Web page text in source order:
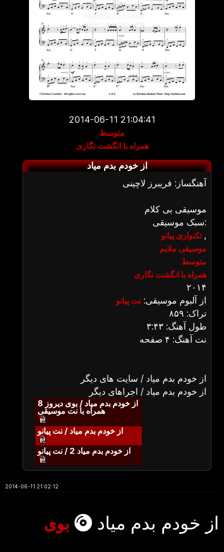
2014-06-11 21:04:41
متوسط
همراه با انگشت نگاری
از خودم بدم میاد
آهنگساز: فریبرز لاچینی
موسیقی بی کلام
سبک موسیقی:
تکنوازی پیانو,
موسیقی ملایم
متوسط
همراه با انگشت نگاری
۲۰۱۴
از آلبوم موسیقی: نت پیانو
تراک: ۸۵۹
طول آهنگ: ۳:۴۳
نت آهنگ: ۴ صفحه
از خودم بدم میاد / سایت های دیگر
از خودم بدم میاد / اجراهای دیگر
از خودم بدم میاد / بوی دیروز 8
همراه با نت موسیقی
از خودم بدم میاد / نت پیانو
از خودم بدم میاد 2 / نت پیانو
2014-06-11 21:02:12
از خودم بدم میاد بوی